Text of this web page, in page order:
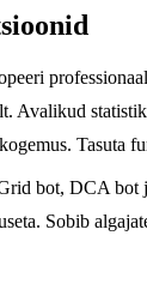
Avalikud
Tasuta
bot, DCA bot
Sobib